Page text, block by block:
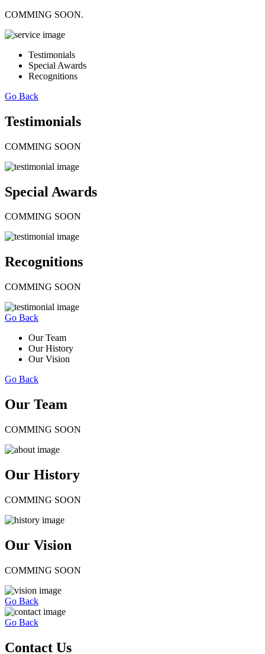
COMMING SOON.
Testimonials
Special Awards
Recognitions
Go Back
Testimonials
COMMING SOON
Special Awards
COMMING SOON
Recognitions
COMMING SOON
Go Back
Our Team
Our History
Our Vision
Go Back
Our Team
COMMING SOON
Our History
COMMING SOON
Our Vision
COMMING SOON
Go Back
Go Back
Contact Us